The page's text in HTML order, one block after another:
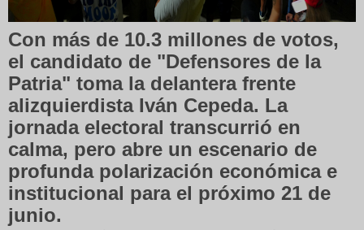
Con más de 10.3 millones de votos,
el candidato de "Defensores de la
Patria" toma la delantera frente
alizquierdista Iván Cepeda. La
jornada electoral transcurrió en
calma, pero abre un escenario de
profunda polarización económica e
institucional para el próximo 21 de
junio.